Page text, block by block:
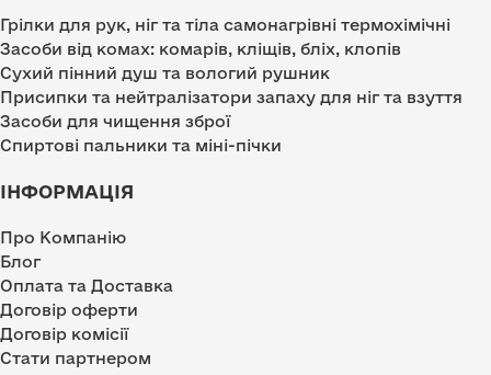
Грілки для рук, ніг та тіла самонагрівні термохімічні
Засоби від комах: комарів, кліщів, бліх, клопів
Сухий пінний душ та вологий рушник
Присипки та нейтралізатори запаху для ніг та взуття
Засоби для чищення зброї
Спиртові пальники та міні-пічки
ІНФОРМАЦІЯ
Про Компанію
Блог
Оплата та Доставка
Договір оферти
Договір комісії
Стати партнером